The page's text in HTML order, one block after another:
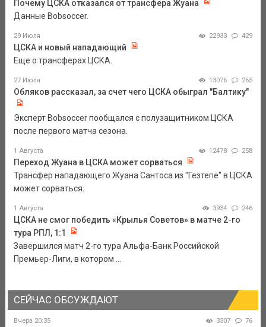
Почему ЦСКА отказался от трансфера Жуана
Данные Bobsoccer.
29 Июля 22933 429
ЦСКА и новый нападающий
Еще о трансферах ЦСКА.
27 Июля 13076 265
Обляков рассказал, за счет чего ЦСКА обыграл "Балтику"
Эксперт Bobsoccer пообщался с полузащитником ЦСКА
после первого матча сезона.
1 Августа 12478 258
Переход Жуана в ЦСКА может сорваться
Трансфер нападающего Жуана Сантоса из "Гезтепе" в ЦСКА
может сорваться.
1 Августа 3934 246
ЦСКА не смог победить «Крылья Советов» в матче 2-го
тура РПЛ, 1:1
Завершился матч 2-го тура Альфа-Банк Российской
Премьер-Лиги, в котором ...
СЕЙЧАС ОБСУЖДАЮТ
Вчера 20:35 3307 76